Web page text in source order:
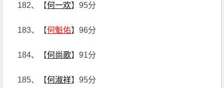
182、【何一欢】95分
183、【何魁佑】96分
184、【何尚歌】91分
185、【何淑祥】95分